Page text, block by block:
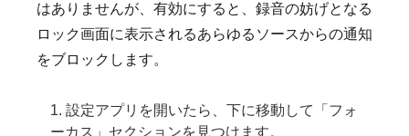
はありませんが、有効にすると、録音の妨げとなる
ロック画面に表示されるあらゆるソースからの通知
をブロックします。
1. 設定アプリを開いたら、下に移動して「フォ
ーカス」セクションを見つけます。